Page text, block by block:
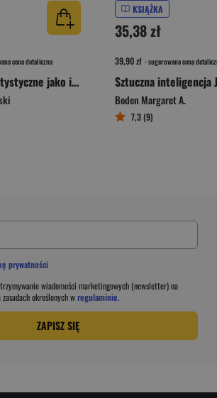
cena detaliczna
Zdarzenia artystyczne jako impuls transformujący miasto na przykładzie Łodzi po 1989 r.
KSIĄŻKA
35,38 zł
39,90 zł - sugerowana cena
Boden Margaret A.
7,3 (9)
prywatności
wiadomości marketingowych (newsletter) na
zasadach określonych wregulaminie.
ZAPISZ SIĘ